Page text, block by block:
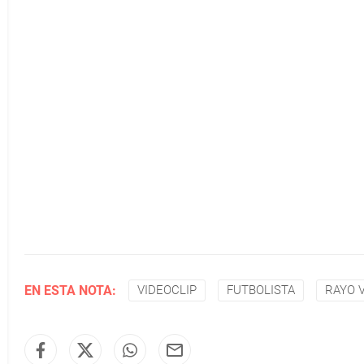
EN ESTA NOTA: VIDEOCLIP FUTBOLISTA RAYO